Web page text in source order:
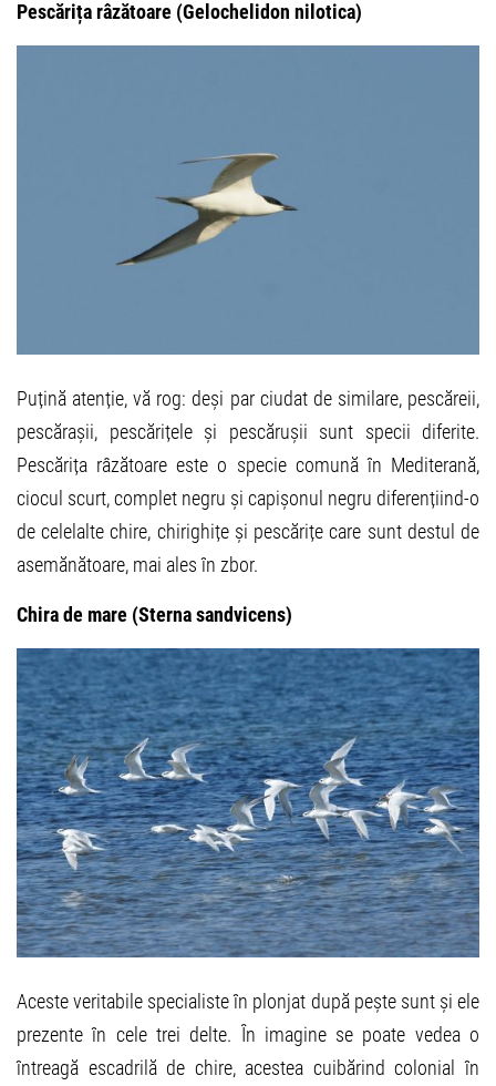
Pescărița râzătoare (Gelochelidon nilotica)
Puțină atenție, vă rog: deși par ciudat de similare, pescăreii,
pescărașii, pescărițele și pescărușii sunt specii diferite.
Pescărița râzătoare este o specie comună în Mediterană,
ciocul scurt, complet negru și capișonul negru diferențiind-o
de celelalte chire, chirighițe și pescărițe care sunt destul de
asemănătoare, mai ales în zbor.
Chira de mare (Sterna sandvicens)
Aceste veritabile specialiste în plonjat după pește sunt și ele
prezente în cele trei delte. În imagine se poate vedea o
întreagă escadrilă de chire, acestea cuibărind colonial în